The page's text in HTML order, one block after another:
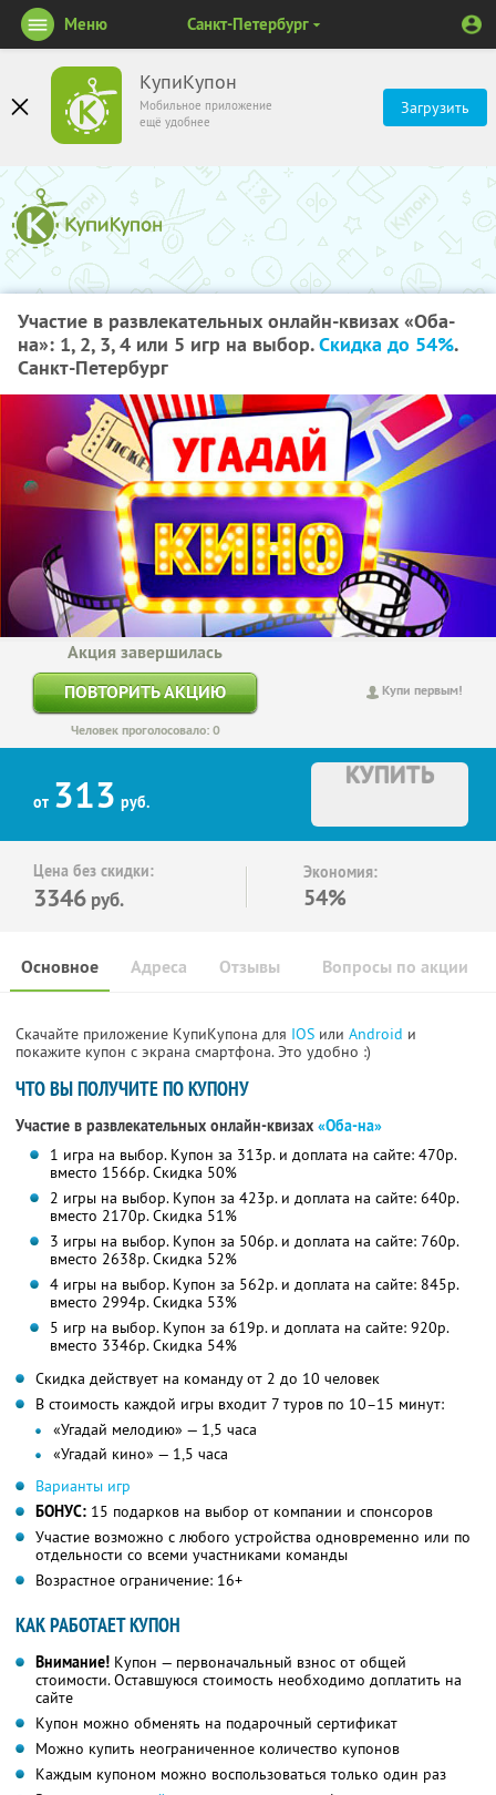
КупиКупон
Мобильное приложение
ещё удобнее
Загрузить
Меню Санкт-Петербург
Участие в развлекательных онлайн-квизах «Оба-
на»: 1, 2, 3, 4 или 5 игр на выбор.Скидка до 54%.
Санкт-Петербург
Купи первым!
Акция завершилась
ПОВТОРИТЬ АКЦИЮ
Человек проголосовало: 0
от 313 руб.
КУПИТЬ
Цена без скидки:
3346 руб.
Экономия:
54%
Основное Отзывы Вопросы по акции
Адреса
Скачайте приложение КупиКупона для IOS или Android и
покажите купон с экрана смартфона. Это удобно :)
ЧТО ВЫ ПОЛУЧИТЕ ПО КУПОНУ
Участие в развлекательных онлайн-квизах «Оба-на»
1 игра на выбор. Купон за 313р. и доплата на сайте: 470р.
вместо 1566р.Скидка 50%
2 игры на выбор. Купон за 423р. и доплата на сайте: 640р.
вместо 2170р.Скидка 51%
3 игры на выбор. Купон за 506р. и доплата на сайте: 760р.
вместо 2638р.Скидка 52%
4 игры на выбор. Купон за 562р. и доплата на сайте: 845р.
вместо 2994р.Скидка 53%
5 игр на выбор. Купон за 619р. и доплата на сайте: 920р.
вместо 3346р.Скидка 54%
Скидка действует на команду от 2 до 10 человек
В стоимость каждой игры входит 7 туров по 10–15 минут:
«Угадай мелодию» — 1,5 часа
«Угадай кино» — 1,5 часа
Варианты игр
БОНУС: 15 подарков на выбор от компании и спонсоров
Участие возможно с любого устройства одновременно или по
отдельности со всеми участниками команды
Возрастное ограничение: 16+
КАК РАБОТАЕТ КУПОН
Внимание! Купон — первоначальный взнос от общей
стоимости. Оставшуюся стоимость необходимо доплатить на
сайте
Купон можно обменять на подарочный сертификат
Можно купить неограниченное количество купонов
Каждым купоном можно воспользоваться только один раз